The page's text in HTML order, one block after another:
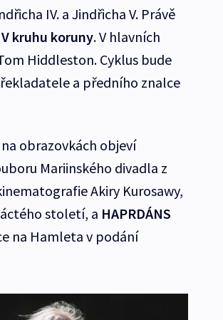
IV. a Jindřicha V. Právě
V kruhu koruny. V hlavních
Hiddleston. Cyklus bude
a předního znalce
obrazovkách objeví
Mariinského divadla z
Akiry Kurosawy,
století, a HAPRDÁNS
na Hamleta v podání